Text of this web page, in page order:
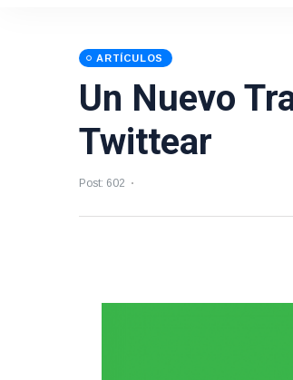
ARTÍCULOS
Un Nuevo
Twittear
Post: 602